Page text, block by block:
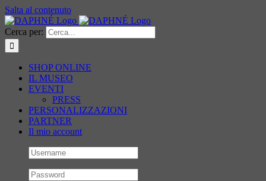
Salta al contenuto
Cerca per:
SHOP ONLINE
IL MUSEO
EVENTI
PRESS
PERSONALIZZAZIONI
PARTNER
Il mio account